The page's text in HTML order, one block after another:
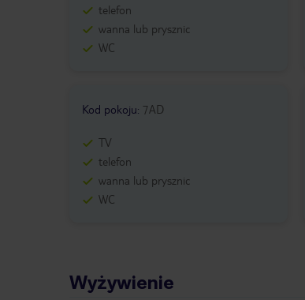
telefon
wanna lub prysznic
WC
Kod pokoju: 7AD
TV
telefon
wanna lub prysznic
WC
Wyżywienie